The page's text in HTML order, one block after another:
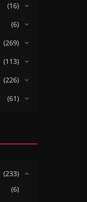
(16)
(6)
(269)
(113)
(226)
(61)
(233)
(6)